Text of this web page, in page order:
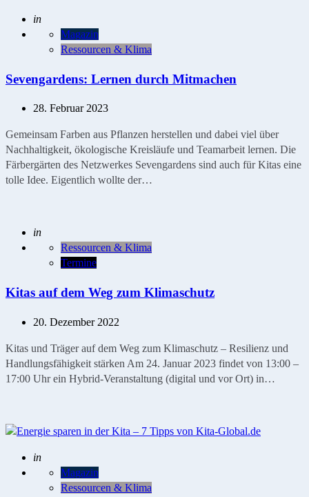
Geschrieben
in
Magazin
Ressourcen & Klima
Sevengardens: Lernen durch Mitmachen
28. Februar 2023
Gemeinsam Farben aus Pflanzen herstellen und dabei viel über
Nachhaltigkeit, ökologische Kreisläufe und Teamarbeit lernen. Die
Färbergärten des Netzwerkes Sevengardens sind auch für Kitas eine
tolle Idee. Eigentlich wollte der…
Geschrieben
in
Ressourcen & Klima
Termine
Kitas auf dem Weg zum Klimaschutz
20. Dezember 2022
Kitas und Träger auf dem Weg zum Klimaschutz – Resilienz und
Handlungsfähigkeit stärken Am 24. Januar 2023 findet von 13:00 –
17:00 Uhr ein Hybrid-Veranstaltung (digital und vor Ort) in…
Geschrieben
in
Magazin
Ressourcen & Klima